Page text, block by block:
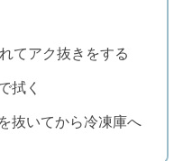
てアク抜きをする
拭く
抜いてから冷凍庫へ